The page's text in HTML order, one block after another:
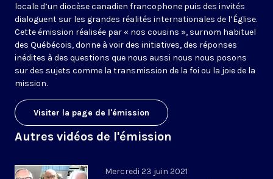
locale d’un diocèse canadien francophone puis des invités
dialoguent sur les grandes réalités internationales de l’Église.
Cette émission réalisée par « nos cousins », surnom habituel
des Québécois, donne à voir des initiatives, des réponses
inédites à des questions que nous aussi nous nous posons
sur des sujets comme la transmission de la foi ou la joie de la
mission.
Visiter la page de l'émission
Autres vidéos de l'émission
Mercredi 23 juin 2021